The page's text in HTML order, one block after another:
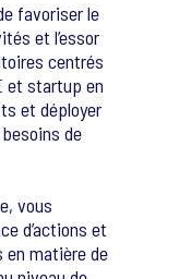
favoriser le
et l’essor
centrés
et startup en
et déployer
de
vous
d’actions et
en matière de